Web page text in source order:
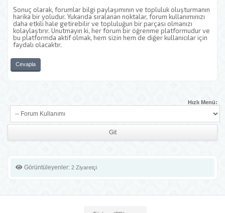
Sonuç olarak, forumlar bilgi paylaşımının ve topluluk oluşturmanın
harika bir yoludur. Yukarıda sıralanan noktalar, forum kullanımınızı
daha etkili hale getirebilir ve topluluğun bir parçası olmanızı
kolaylaştırır. Unutmayın ki, her forum bir öğrenme platformudur ve
bu platformda aktif olmak, hem sizin hem de diğer kullanıcılar için
faydalı olacaktır.
Cevapla
Hızlı Menü:
Görüntüleyenler: 2 Ziyaretçi